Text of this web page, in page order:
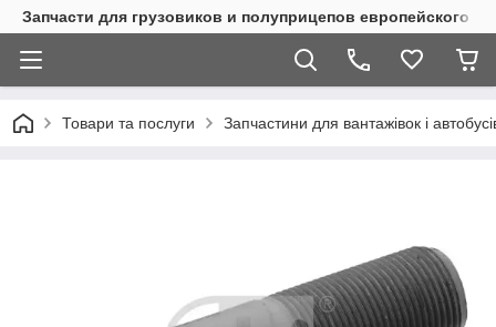
Запчасти для грузовиков и полуприцепов европейского
Товари та послуги Запчастини для вантажівок і